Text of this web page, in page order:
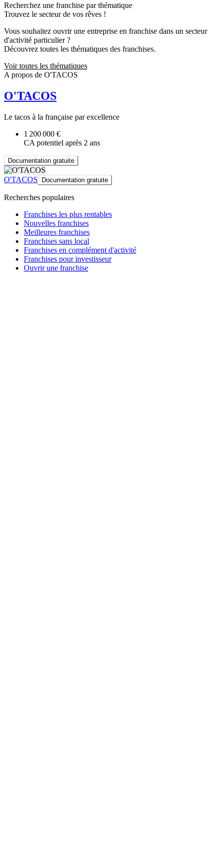
Recherchez une franchise par thématique
Trouvez le secteur de vos rêves !
Vous souhaitez ouvrir une entreprise en franchise dans un secteur
d'activité particulier ?
Découvrez toutes les thématiques des franchises.
Voir toutes les thématiques
A propos de O'TACOS
O'TACOS
Le tacos à la française par excellence
1 200 000 €
CA potentiel après 2 ans
Documentation gratuite
O'TACOS Documentation gratuite
Recherches populaires
Franchises les plus rentables
Nouvelles franchises
Meilleures franchises
Franchises sans local
Franchises en complément d'activité
Franchises pour investisseur
Ouvrir une franchise